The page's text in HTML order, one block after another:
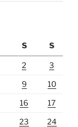
S S
2 3
9 10
16 17
23 24